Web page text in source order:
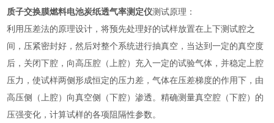
质子交换膜燃料电池炭纸透气率测定仪测试原理：
利用压差法的原理设计，将预先处理好的试样放置在上下测试腔之
间，压紧密封好，然后对整个系统进行抽真空，当达到一定的真空度
后，关闭下腔，向高压腔（上腔）充入一定的试验气体，并稳定上腔
压力，使试样两侧形成恒定的压力差，气体在压差梯度的作用下，由
高压侧（上腔）向真空侧（下腔）渗透。精确测量真空腔（下腔）的
压强变化，计算试样的各项阻隔性参数。